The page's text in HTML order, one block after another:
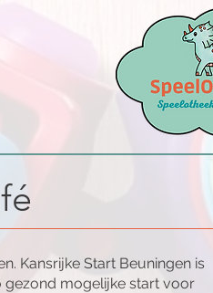
Kansrijke Start Beuningen is
gezond mogelijke start voor